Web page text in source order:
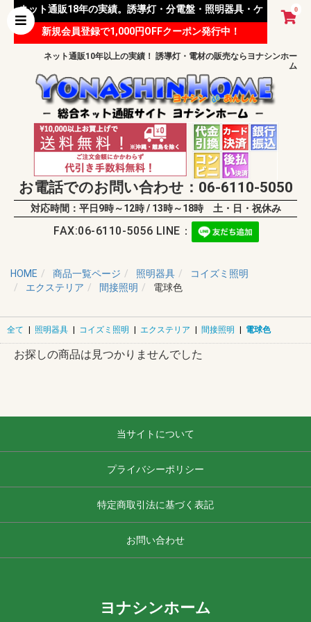
0
ネット通販18年の実績。誘導灯・分電盤・照明器具・ケ
ーブル等 様々な資材を取り扱っています。
新規会員登録で1,000円OFFクーポン発行中！
ネット通販10年以上の実績！ 誘導灯・電材の販売ならヨナシンホー
ム
お電話でのお問い合わせ：06-6110-5050
対応時間：平日9時～12時 / 13時～18時 土・日・祝休み
FAX:06-6110-5056 LINE：
HOME 商品一覧ページ 照明器具
コイズミ照明
エクステリア
間接照明 電球色
全て | 照明器具 | コイズミ照明 | エクステリア | 間接照明 | 電球色
お探しの商品は見つかりませんでした
当サイトについて
プライバシーポリシー
特定商取引法に基づく表記
お問い合わせ
ヨナシンホーム